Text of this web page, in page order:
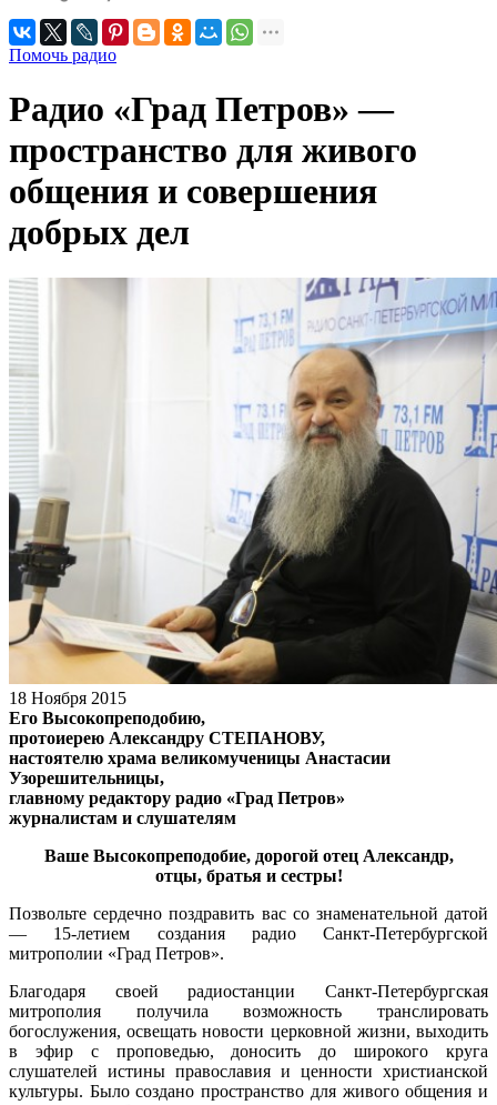
Помочь радио
Радио «Град Петров» —
пространство для живого
общения и совершения
добрых дел
18 Ноября 2015
Его Высокопреподобию,
протоиерею Александру СТЕПАНОВУ,
настоятелю храма великомученицы Анастасии
Узорешительницы,
главному редактору радио «Град Петров»
журналистам и слушателям
Ваше Высокопреподобие, дорогой отец Александр,
отцы, братья и сестры!
Позвольте сердечно поздравить вас со знаменательной датой
— 15-летием создания радио Санкт-Петербургской
митрополии «Град Петров».
Благодаря своей радиостанции Санкт-Петербургская
митрополия получила возможность транслировать
богослужения, освещать новости церковной жизни, выходить
в эфир с проповедью, доносить до широкого круга
слушателей истины православия и ценности христианской
культуры. Было создано пространство для живого общения и